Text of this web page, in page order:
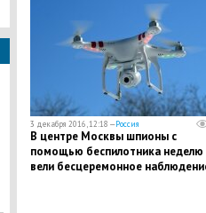
3 декабря 2016, 12:18 —Россия
В центре Москвы шпионы с
помощью беспилотника неделю
вели бесцеремонное